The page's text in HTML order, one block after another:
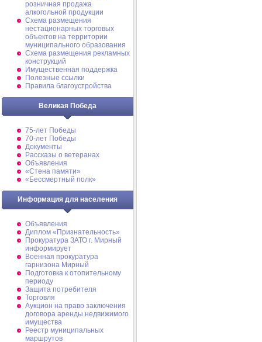
розничная продажа
алкогольной продукции
Схема размещения
нестационарных торговых
объектов на территории
муниципального образования
Схема размещения рекламных
конструкций
Имущественная поддержка
Полезные ссылки
Правила благоустройства
Великая Победа
75-лет Победы
70-лет Победы
Документы
Рассказы о ветеранах
Объявления
«Стена памяти»
«Бессмертный полк»
Информация для населения
Объявления
Диплом «Признательность»
Прокуратура ЗАТО г. Мирный
информирует
Военная прокуратура
гарнизона Мирный
Подготовка к отопительному
периоду
Защита потребителя
Торговля
Аукцион на право заключения
договора аренды недвижимого
имущества
Реестр муниципальных
маршрутов